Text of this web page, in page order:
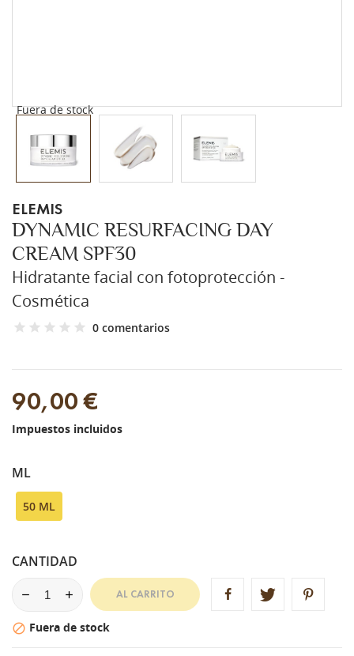
Fuera de stock
ELEMIS
DYNAMIC RESURFACING DAY
CREAM SPF30
Hidratante facial con fotoprotección -
Cosmética
0 comentarios
90,00 €
Impuestos incluidos
ML
50 ML
CANTIDAD
AL CARRITO
 Fuera de stock